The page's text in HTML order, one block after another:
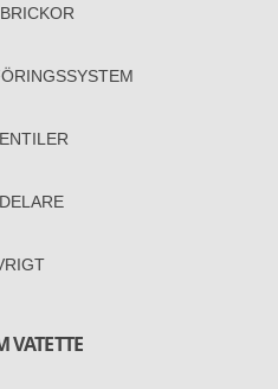
VATETTE